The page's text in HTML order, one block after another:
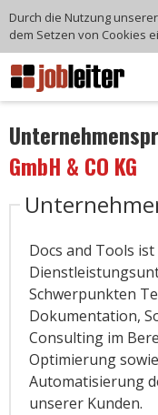
GmbH & CO KG
Docs and Tools
Schwerpunkten
Dokumentation,
Consulting im
Optimierung sowie
Automatisierung
unserer Kunden.
Durch die Nutzung
dem Setzen von Cookies